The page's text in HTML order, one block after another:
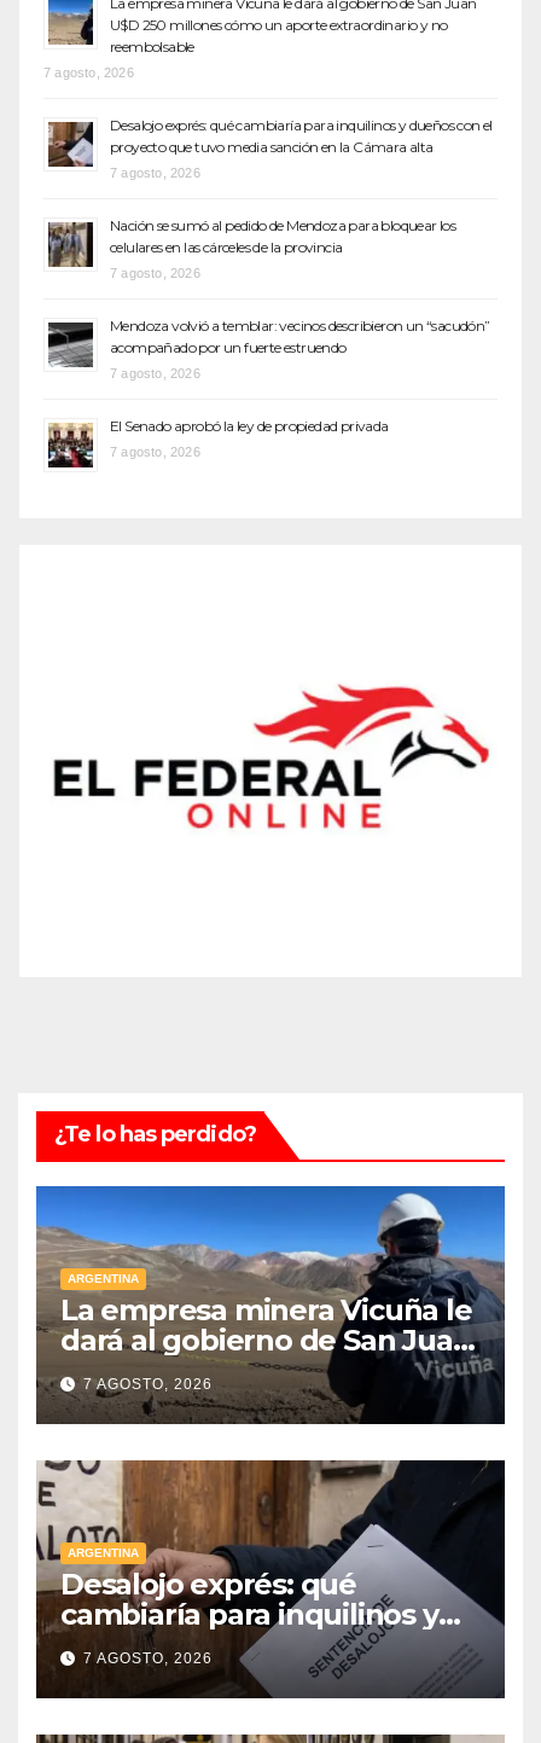
U$D 250 millones cómo un aporte extraordinario y no
reembolsable
7 agosto, 2026
Desalojo exprés: qué cambiaría para inquilinos y dueños con el
proyecto que tuvo media sanción en la Cámara alta
7 agosto, 2026
Nación se sumó al pedido de Mendoza para bloquear los
celulares en las cárceles de la provincia
7 agosto, 2026
Mendoza volvió a temblar: vecinos describieron un “sacudón”
acompañado por un fuerte estruendo
7 agosto, 2026
El Senado aprobó la ley de propiedad privada
7 agosto, 2026
¿Te lo has perdido?
ARGENTINA
La empresa minera Vicuña le
dará al gobierno de San Juan
U$D 250 millones cómo un
aporte extraordinario y no
reembolsable
7 AGOSTO, 2026
ARGENTINA
Desalojo exprés: qué
cambiaría para inquilinos y
dueños con el proyecto que
tuvo media sanción en la
Cámara alta
7 AGOSTO, 2026